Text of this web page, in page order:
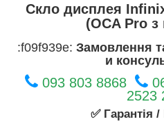
Скло дисплея
(OCA Pro з
:f09f939e: Замовлення
и
093 803 8868
2523
✅ Гарантія